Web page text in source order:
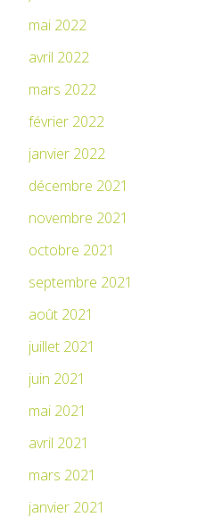
mai 2022
avril 2022
mars 2022
février 2022
janvier 2022
décembre 2021
novembre 2021
octobre 2021
septembre 2021
août 2021
juillet 2021
juin 2021
mai 2021
avril 2021
mars 2021
janvier 2021